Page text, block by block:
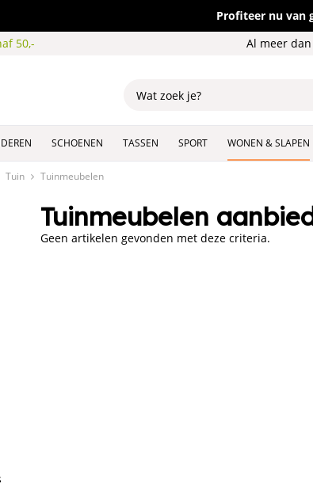
Profiteer nu van
50,-
Al meer
SCHOENEN TASSEN SPORT WONEN & SLAPEN
Tuin Tuinmeubelen
Tuinmeubelen
Geen artikelen gevonden met deze criteria.